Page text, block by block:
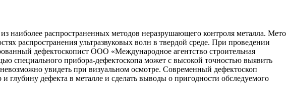
из наиболее распространенных методов неразрушающего контроля металла.
распространения ультразвуковых волн в твердой среде. При проведении
дефектоскопист ООО «Международное агентство строительная
специального прибора-дефектоскопа может с высокой точностью выявить
увидеть при визуальном осмотре. Современный дефектоскоп
и глубину дефекта в металле и сделать выводы о пригодности обследуемого